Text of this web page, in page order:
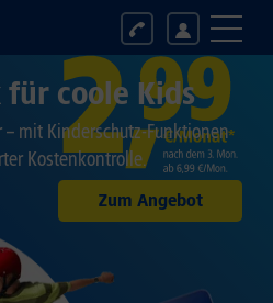
Zum Angebot
coole Kids
– mit Kinderschutz-Funktionen
Kostenkontrolle.